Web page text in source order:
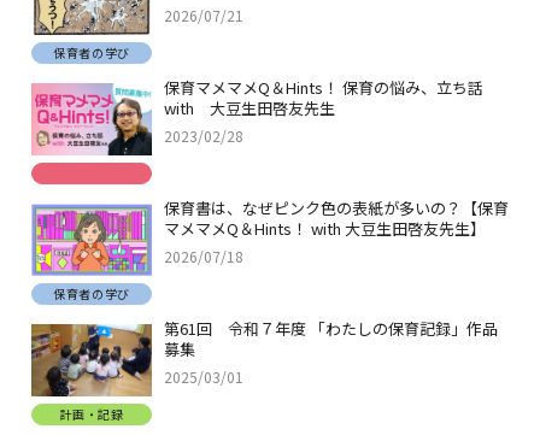
2026/07/21
保育者の学び
保育マメマメQ＆Hints！ 保育の悩み、立ち話
with 大豆生田啓友先生
2023/02/28
保育書は、なぜピンク色の表紙が多いの？【保育
マメマメQ＆Hints！ with 大豆生田啓友先生】
2026/07/18
保育者の学び
第61回 令和７年度 「わたしの保育記録」作品
募集
2025/03/01
計画・記録